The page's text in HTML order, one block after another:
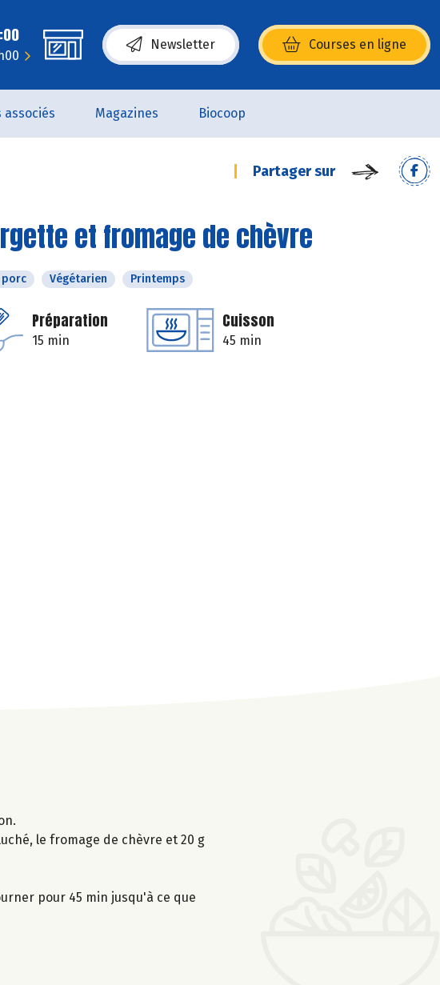
Newsletter Courses en ligne
(s’ouvre dans une nouvelle fenêtre)
associés Magazines Biocoop
Partager sur
et fromage de chèvre
porc Végétarien Printemps
Préparation
15 min
Cuisson
45 min
le fromage de chèvre et 20 g
pour 45 min jusqu'à ce que